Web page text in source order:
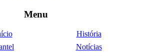
Menu
História
Notícias